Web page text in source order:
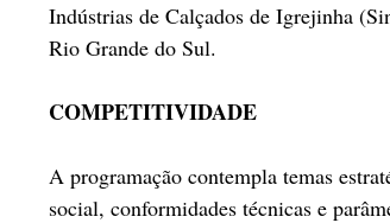
Indústrias de Calçados de Igrejinha
Rio Grande do Sul.
COMPETITIVIDADE
A programação contempla temas
social, conformidades técnicas e